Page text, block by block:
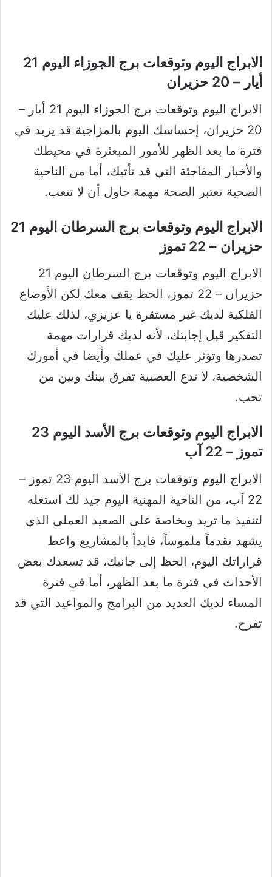
الابراج اليوم وتوقعات برج الجوزاء اليوم 21
أيار – 20 حزيران
الابراج اليوم وتوقعات برج الجوزاء اليوم 21 أيار –
20 حزيران، إحساسك اليوم بالمزاجية قد يزيد في
فترة ما بعد الظهر للأمور المبعثرة في محيطك
والأخبار المفاجئة التي قد تأتيك، أما من الناحية
الصحية تعتبر الصحة مهمة حاول أن لا تتعب.
الابراج اليوم وتوقعات برج السرطان اليوم 21
حزيران – 22 تموز
الابراج اليوم وتوقعات برج السرطان اليوم 21
حزيران – 22 تموز، الحظ يقف معك لكن الأوضاع
الفلكية لديك غير مستقرة يا عزيزي، لذلك عليك
التفكير قبل إجابتك، لأنه لديك قرارات مهمة
تصدرها وتؤثر عليك في عملك وأيضا في أمورك
الشخصية، لا تدع العصبية تفرق بينك وبين من
تحب.
الابراج اليوم وتوقعات برج الأسد اليوم 23
تموز – 22 آب
الابراج اليوم وتوقعات برج الأسد اليوم 23 تموز –
22 آب، من الناحية المهنية اليوم جيد لك استغله
لتنفيذ ما تريد وبخاصة على الصعيد العملي الذي
يشهد تقدماً ملموساً، فابدأ بالمشاريع واعط
قراراتك اليوم، الحظ إلى جانبك، قد تسعدك بعض
الأحداث في فترة ما بعد الظهر، أما في فترة
المساء لديك العديد من البرامج والمواعيد التي قد
تفرح.